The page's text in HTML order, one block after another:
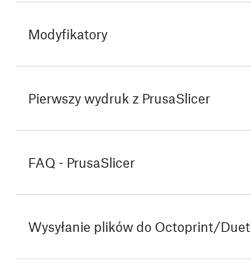
Modyfikatory
Pierwszy wydruk z PrusaSlicer
FAQ - PrusaSlicer
Wysyłanie plików do Octoprint/Duet